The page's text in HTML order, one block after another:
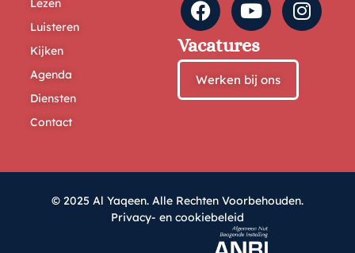
Lezen
Luisteren
Kijken
Agenda
Diensten
Contact
Vacatures
Werken bij ons
© 2025 Al Yaqeen. Alle Rechten Voorbehouden.
Privacy- en cookiebeleid